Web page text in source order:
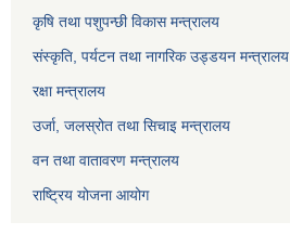
कृषि तथा पशुपन्छी विकास मन्त्रालय
संस्कृति, पर्यटन तथा नागरिक उड्डयन मन्त्रालय
रक्षा मन्त्रालय
उर्जा, जलस्रोत तथा सिचाइ मन्त्रालय
वन तथा वातावरण मन्त्रालय
राष्ट्रिय योजना आयोग